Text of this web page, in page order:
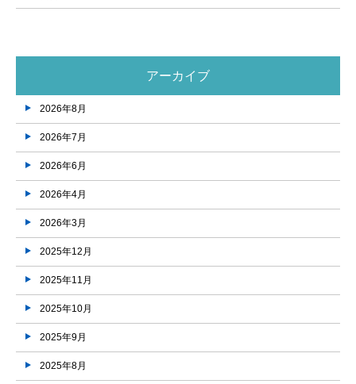
アーカイブ
2026年8月
2026年7月
2026年6月
2026年4月
2026年3月
2025年12月
2025年11月
2025年10月
2025年9月
2025年8月